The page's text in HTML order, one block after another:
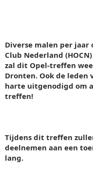
Diverse malen per jaar
Club Nederland
zal dit Opel-treffen
Dronten. Ook de leden
harte uitgenodigd om
treffen!
Tijdens dit treffen
deelnemen aan een
lang.